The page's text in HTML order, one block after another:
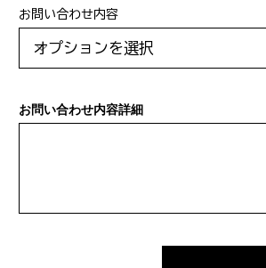
お問い合わせ内容
お問い合わせ内容詳細